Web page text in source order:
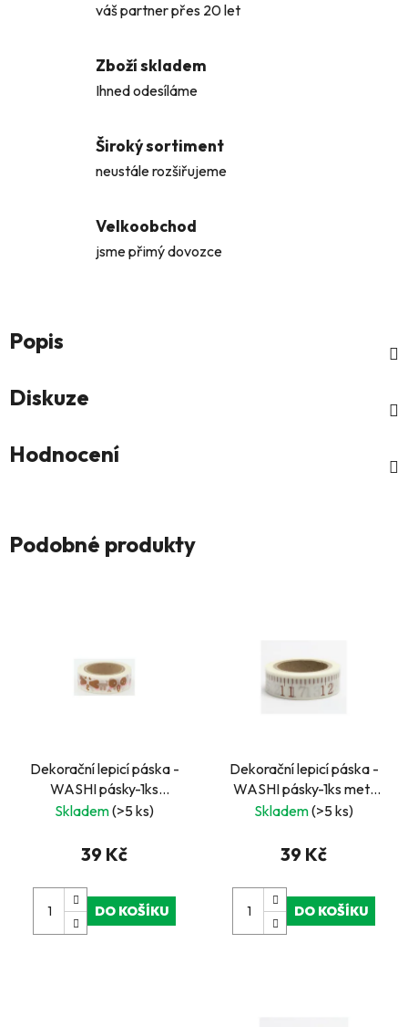
váš partner přes 20 let
Zboží skladem
Ihned odesíláme
Široký sortiment
neustále rozšiřujeme
Velkoobchod
jsme přimý dovozce
Popis
Diskuze
Hodnocení
Podobné produkty
Dekorační lepicí páska -
WASHI pásky-1ks
obličeje
Skladem(>5 ks)
39 Kč
DO KOŠÍKU
Dekorační lepicí páska -
WASHI pásky-1ks metr
zlatý v palcích 1-16
Skladem(>5 ks)
39 Kč
DO KOŠÍKU